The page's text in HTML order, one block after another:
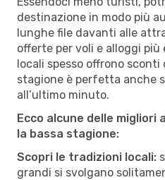
destinazione in modo più
lunghe file davanti alle
offerte per voli e alloggi più
locali spesso offrono sconti
stagione è perfetta anche
all’ultimo minuto.
Ecco alcune delle
la bassa stagione:
Scopri le tradizioni locali:
grandi si svolgano